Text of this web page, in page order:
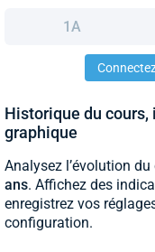
1A
Historique du
graphique
Analysez l’évolution
ans. Affichez des
enregistrez vos
configuration.